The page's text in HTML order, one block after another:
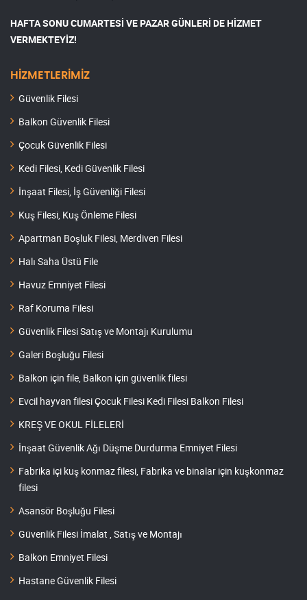
HAFTA SONU CUMARTESİ VE PAZAR GÜNLERİ DE HİZMET
VERMEKTEYİZ!
HİZMETLERİMİZ
Güvenlik Filesi
Balkon Güvenlik Filesi
Çocuk Güvenlik Filesi
Kedi Filesi, Kedi Güvenlik Filesi
İnşaat Filesi, İş Güvenliği Filesi
Kuş Filesi, Kuş Önleme Filesi
Apartman Boşluk Filesi, Merdiven Filesi
Halı Saha Üstü File
Havuz Emniyet Filesi
Raf Koruma Filesi
Güvenlik Filesi Satış ve Montajı Kurulumu
Galeri Boşluğu Filesi
Balkon için file, Balkon için güvenlik filesi
Evcil hayvan filesi Çocuk Filesi Kedi Filesi Balkon Filesi
KREŞ VE OKUL FİLELERİ
İnşaat Güvenlik Ağı Düşme Durdurma Emniyet Filesi
Fabrika içi kuş konmaz filesi, Fabrika ve binalar için kuşkonmaz
filesi
Asansör Boşluğu Filesi
Güvenlik Filesi İmalat , Satış ve Montajı
Balkon Emniyet Filesi
Hastane Güvenlik Filesi